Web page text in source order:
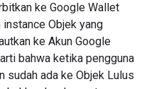
ke Google Wallet
Objek yang
ke Akun Google
bahwa ketika pengguna
sudah ada ke Objek Lulus